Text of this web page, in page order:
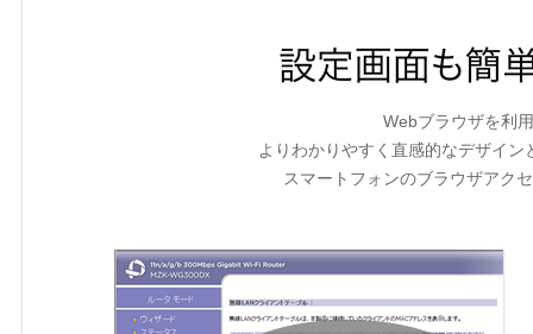
Webブラウザを利
よりわかりやすく直感的なデザイ
スマートフォンのブラウザアク